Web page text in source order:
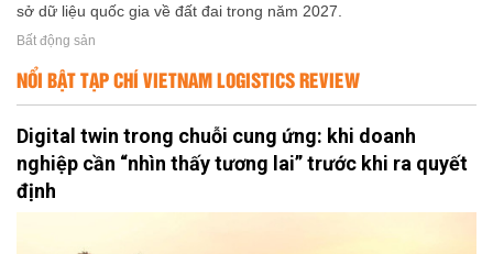
sở dữ liệu quốc gia về đất đai trong năm 2027.
Bất động sản
NỔI BẬT TẠP CHÍ VIETNAM LOGISTICS REVIEW
Digital twin trong chuỗi cung ứng: khi doanh
nghiệp cần “nhìn thấy tương lai” trước khi ra quyết
định